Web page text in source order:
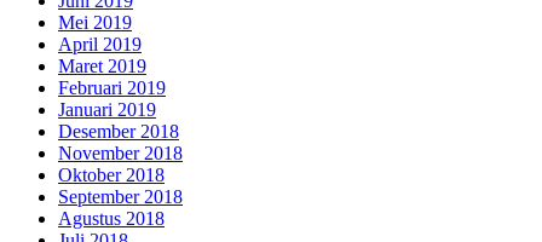
Mei 2019
April 2019
Maret 2019
Februari 2019
Januari 2019
Desember 2018
November 2018
Oktober 2018
September 2018
Agustus 2018